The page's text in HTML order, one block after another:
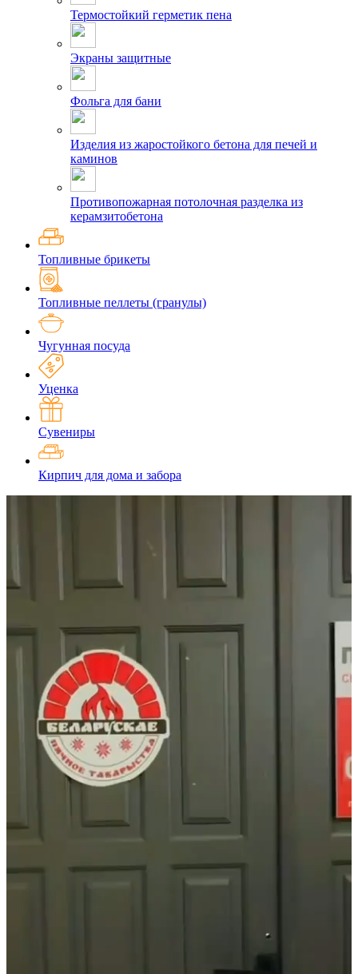
Термостойкий герметик пена
Экраны защитные
Фольга для бани
Изделия из жаростойкого бетона для печей и
каминов
Противопожарная потолочная разделка из
керамзитобетона
Топливные брикеты
Топливные пеллеты (гранулы)
Чугунная посуда
Уценка
Сувениры
Кирпич для дома и забора